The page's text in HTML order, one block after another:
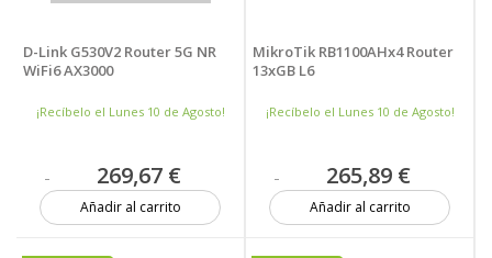
D-Link G530V2 Router 5G NR
WiFi6 AX3000
¡Recíbelo el Lunes 10 de Agosto!
269,67 €
Añadir al carrito
MikroTik RB1100AHx4 Router
13xGB L6
¡Recíbelo el Lunes 10 de Agosto!
265,89 €
Añadir al carrito